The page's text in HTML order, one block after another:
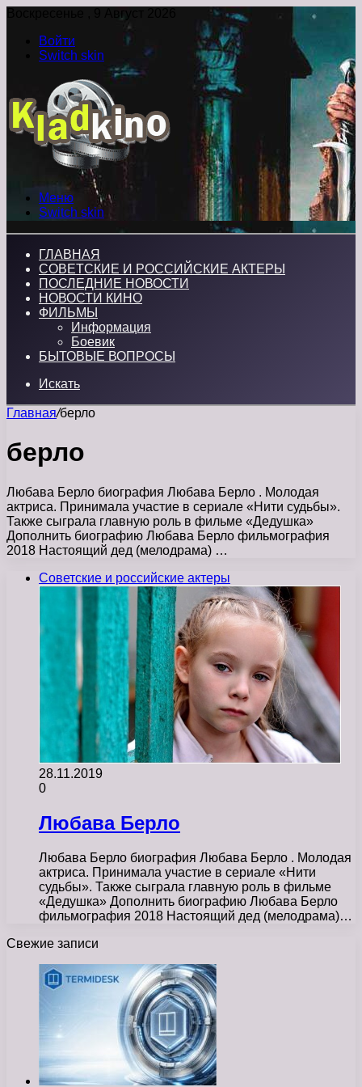
Воскресенье , 9 Август 2026
Войти
Switch skin
Меню
Switch skin
ГЛАВНАЯ
СОВЕТСКИЕ И РОССИЙСКИЕ АКТЕРЫ
ПОСЛЕДНИЕ НОВОСТИ
НОВОСТИ КИНО
ФИЛЬМЫ
Информация
Боевик
БЫТОВЫЕ ВОПРОСЫ
Искать
Главная/берло
берло
Любава Берло биография Любава Берло . Молодая
актриса. Принимала участие в сериале «Нити судьбы».
Также сыграла главную роль в фильме «Дедушка»
Дополнить биографию Любава Берло фильмография
2018 Настоящий дед (мелодрама) …
Советские и российские актеры
28.11.2019
0
Любава Берло
Любава Берло биография Любава Берло . Молодая
актриса. Принимала участие в сериале «Нити
судьбы». Также сыграла главную роль в фильме
«Дедушка» Дополнить биографию Любава Берло
фильмография 2018 Настоящий дед (мелодрама)…
Свежие записи